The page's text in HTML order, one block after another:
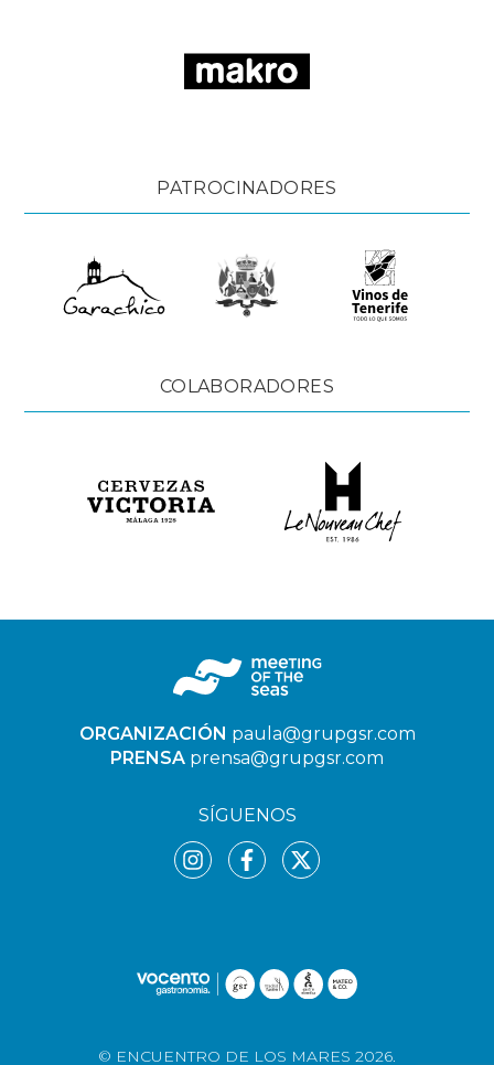
PATROCINADORES
COLABORADORES
ORGANIZACIÓN paula@grupgsr.com
PRENSA prensa@grupgsr.com
SÍGUENOS
© ENCUENTRO DE LOS MARES 2026.